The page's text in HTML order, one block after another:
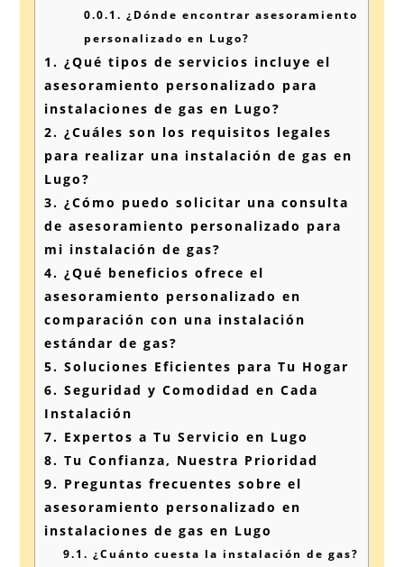
0.0.1. ¿Dónde encontrar asesoramiento
personalizado en Lugo?
1. ¿Qué tipos de servicios incluye el
asesoramiento personalizado para
instalaciones de gas en Lugo?
2. ¿Cuáles son los requisitos legales
para realizar una instalación de gas en
Lugo?
3. ¿Cómo puedo solicitar una consulta
de asesoramiento personalizado para
mi instalación de gas?
4. ¿Qué beneficios ofrece el
asesoramiento personalizado en
comparación con una instalación
estándar de gas?
5. Soluciones Eficientes para Tu Hogar
6. Seguridad y Comodidad en Cada
Instalación
7. Expertos a Tu Servicio en Lugo
8. Tu Confianza, Nuestra Prioridad
9. Preguntas frecuentes sobre el
asesoramiento personalizado en
instalaciones de gas en Lugo
9.1. ¿Cuánto cuesta la instalación de gas?